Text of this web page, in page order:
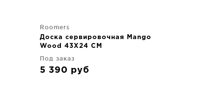
Roomers
Доска сервировочная Mango
Wood 43X24 CM
Под заказ
5 390 руб